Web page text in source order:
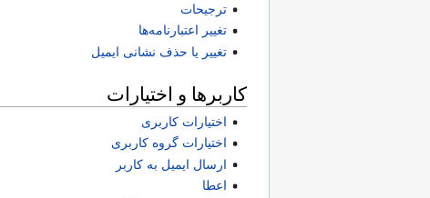
ترجیحات
تغییر اعتبارنامه‌ها
تغییر یا حذف نشانی ایمیل
کاربرها و اختیارات
اختیارات کاربری
اختیارات گروه کاربری
ارسال ایمیل به کاربر
اعطا